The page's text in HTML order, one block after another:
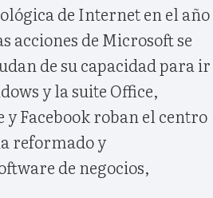
de Internet en el año
acciones de Microsoft se
de su capacidad para ir
y la suite Office,
Facebook roban el centro
reformado y
de negocios,